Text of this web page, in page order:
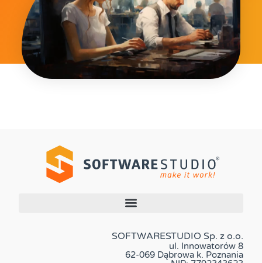
SOFTWARESTUDIO Sp. z o.o.
ul. Innowatorów 8
62-069 Dąbrowa k. Poznania